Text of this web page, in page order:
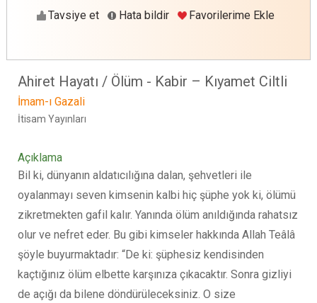
Tavsiye et Hata bildir Favorilerime Ekle
Ahiret Hayatı / Ölüm - Kabir – Kıyamet Ciltli
İmam-ı Gazali
İtisam Yayınları
Açıklama
Bil ki, dünyanın aldatıcılığına dalan, şehvetleri ile
oyalanmayı seven kimsenin kalbi hiç şüphe yok ki, ölümü
zikretmekten gafil kalır. Yanında ölüm anıldığında rahatsız
olur ve nefret eder. Bu gibi kimseler hakkında Allah Teâlâ
şöyle buyurmaktadır: “De ki: şüphesiz kendisinden
kaçtığınız ölüm elbette karşınıza çıkacaktır. Sonra gizliyi
de açığı da bilene döndürüleceksiniz. O size